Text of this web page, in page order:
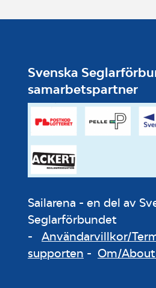
Svenska
samarbetspartner
Sailarena - en del av
Seglarförbundet
- Användarvillkor/
supporten - Om/